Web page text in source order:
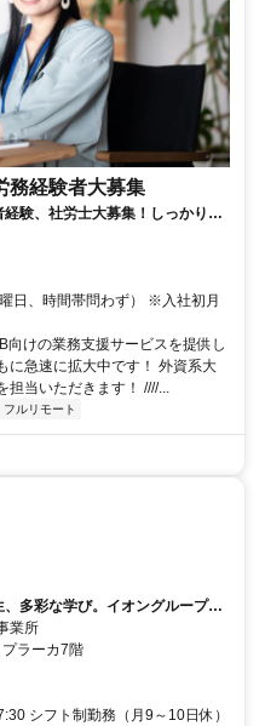
務経験者大募集
験、社労士大募集！しっかり稼
日、時間帯問わず） ※入社初月
けの業務支援サービスを提供し
に急速に拡大中です！ 外資系大
担当いただきます！ ////...
フルリモート
、多彩な学び。イオングループ
業所
ラーカ7階
シフト制勤務（月9～10日休）